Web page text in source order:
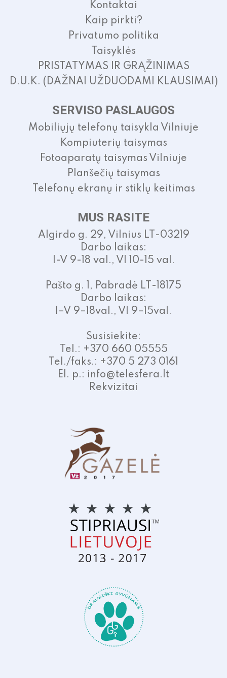
Kontaktai
Kaip pirkti?
Privatumo politika
Taisyklės
PRISTATYMAS IR GRĄŽINIMAS
D.U.K. (DAŽNAI UŽDUODAMI KLAUSIMAI)
SERVISO PASLAUGOS
Mobiliųjų telefonų taisykla Vilniuje
Kompiuterių taisymas
Fotoaparatų taisymas Vilniuje
Planšečių taisymas
Telefonų ekranų ir stiklų keitimas
MUS RASITE
Algirdo g. 29, Vilnius LT-03219
Darbo laikas:
I-V 9-18 val., VI 10-15 val.
Pašto g. 1, Pabradė LT-18175
Darbo laikas:
I–V 9–18val., VI 9–15val.
Susisiekite:
Tel.: +370 660 05555
Tel./faks.: +370 5 273 0161
El. p.: info@telesfera.lt
Rekvizitai